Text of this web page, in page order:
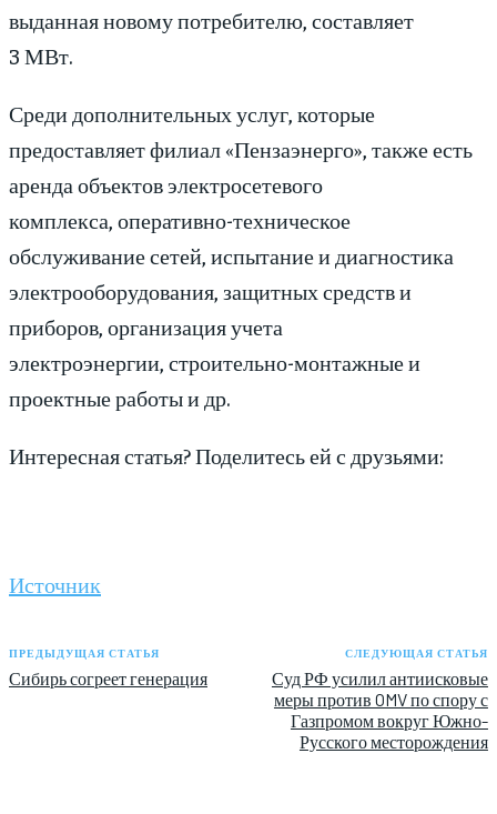
выданная новому потребителю, составляет
3 МВт.
Среди дополнительных услуг, которые
предоставляет филиал «Пензаэнерго», также есть
аренда объектов электросетевого
комплекса, оперативно-техническое
обслуживание сетей, испытание и диагностика
электрооборудования, защитных средств и
приборов, организация учета
электроэнергии, строительно-монтажные и
проектные работы и др.
Интересная статья? Поделитесь ей с друзьями:
Источник
ПРЕДЫДУЩАЯ СТАТЬЯ
Сибирь согреет генерация
СЛЕДУЮЩАЯ СТАТЬЯ
Суд РФ усилил антиисковые
меры против OMV по спору с
Газпромом вокруг Южно-
Русского месторождения